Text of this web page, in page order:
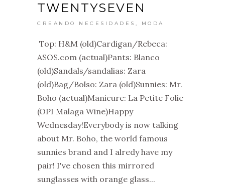
TWENTYSEVEN
CREANDO NECESIDADES , MODA
Top: H&M (old)Cardigan/Rebeca:
ASOS.com (actual)Pants: Blanco
(old)Sandals/sandalias: Zara
(old)Bag/Bolso: Zara (old)Sunnies: Mr.
Boho (actual)Manicure: La Petite Folie
(OPI Malaga Wine)Happy
Wednesday!Everybody is now talking
about Mr. Boho, the world famous
sunnies brand and I alredy have my
pair! I've chosen this mirrored
sunglasses with orange glass...